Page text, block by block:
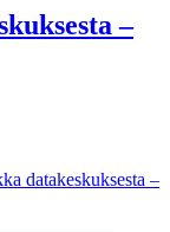
–
datakeskuksesta –